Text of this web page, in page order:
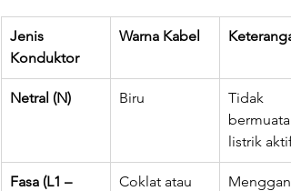
Jenis
Konduktor
Warna Kabel
Netral (N) Biru
Tidak
listrik aktif.
Fasa (L1 –
Coklat atau